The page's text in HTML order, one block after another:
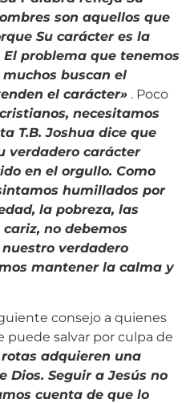
son aquellos que
Su carácter es la
problema que tenemos
buscan el
el carácter» . Poco
necesitamos
T.B. Joshua dice que
verdadero carácter
en el orgullo. Como
humillados por
la pobreza, las
no debemos
verdadero
mantener la calma y
consejo a quienes
puede salvar por culpa de
rotas adquieren una
Dios. Seguir a Jesús no
cuenta de que lo